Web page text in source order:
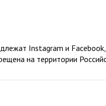
Instagram и Facebook,
на территории